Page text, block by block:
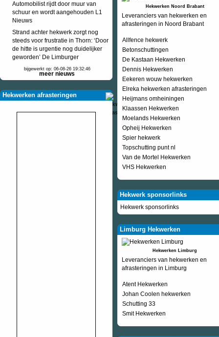
Automobilist rijdt door muur van
schuur en wordt aangehouden L1
Nieuws
Strand achter hekwerk zorgt nog
steeds voor frustratie in Thorn: ‘Door
de hitte is urgentie nog duidelijker
geworden’ De Limburger
bijgewerkt op: 06-08-26 19:32:46
meer nieuws
Hekwerken afrasteringen
Hekwerken Noord Brabant
Leveranciers van hekwerken en
afrasteringen in Noord Brabant
Allfence hekwerk
Betonschuttingen
De Kastaan Hekwerken
Dennis Hekwerken
Eekeren wouw hekwerken
Elreka hekwerken afrasteringen
Heijmans omheiningen
Klaassen Hekwerken
Moelands Hekwerken
Opheij Hekwerken
Spier hekwerk
Topschutting punt nl
Van de Mortel Hekwerken
VHS Hekwerken
Hekwerk sponsorlinks
Hekwerk sponsorlinks
Limburg Hekwerken
Hekwerken Limburg
Leveranciers van hekwerken en
afrasteringen in Limburg
Atent Hekwerken
Johan Coolen hekwerken
Schutting 33
Smit Hekwerken